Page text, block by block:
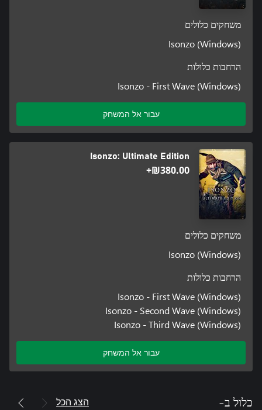
משחקים כלולים
Isonzo (Windows)
הרחבות כלולות
Isonzo - First Wave (Windows)
עבור אל המשחק
Isonzo: Ultimate Edition
‪₪‎380.00‬+
משחקים כלולים
Isonzo (Windows)
הרחבות כלולות
Isonzo - First Wave (Windows)
Isonzo - Second Wave (Windows)
Isonzo - Third Wave (Windows)
עבור אל המשחק
כלול ב- הצג הכל